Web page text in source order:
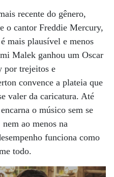
recente do gênero,
o cantor Freddie Mercury,
mais plausível e menos
Malek ganhou um Oscar
por trejeitos e
convence a plateia que
valer da caricatura. Até
o músico sem se
ao menos na
funciona como
todo.